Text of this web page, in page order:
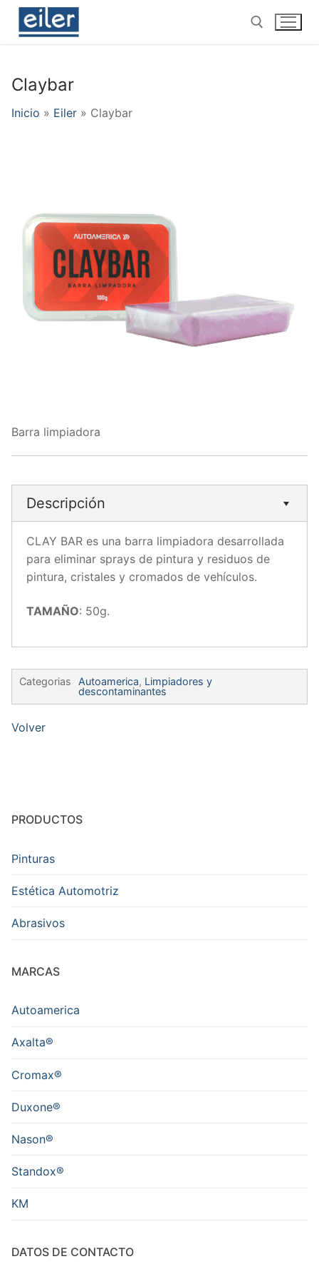
Claybar
Inicio » Eiler » Claybar
Barra limpiadora
Descripción
CLAY BAR es una barra limpiadora desarrollada
para eliminar sprays de pintura y residuos de
pintura, cristales y cromados de vehículos.
TAMAÑO: 50g.
Categorias Autoamerica, Limpiadores y
descontaminantes
Volver
PRODUCTOS
Pinturas
Estética Automotriz
Abrasivos
MARCAS
Autoamerica
Axalta®
Cromax®
Duxone®
Nason®
Standox®
KM
DATOS DE CONTACTO